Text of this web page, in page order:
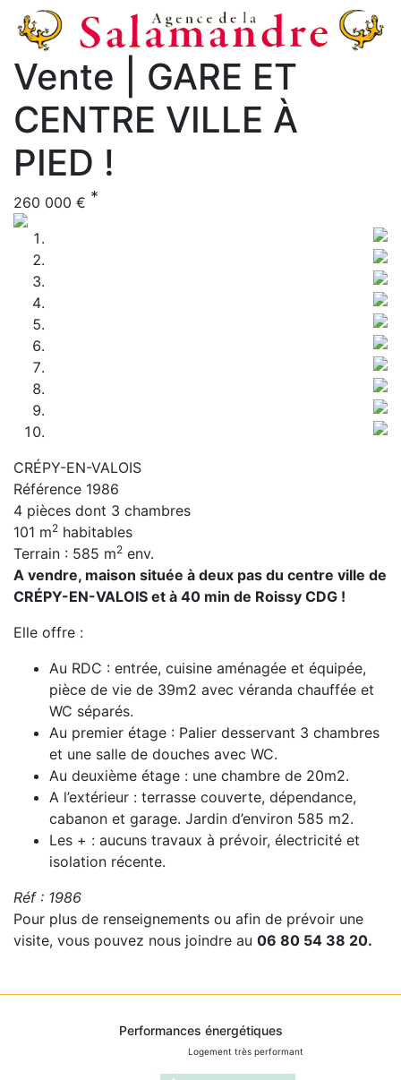
Vente | GARE ET
CENTRE VILLE À
PIED !
260 000 € *
Previous Next
CRÉPY-EN-VALOIS
Référence 1986
4 pièces dont 3 chambres
101 m2 habitables
Terrain : 585 m2 env.
A vendre, maison située à deux pas du centre ville de
CRÉPY-EN-VALOIS et à 40 min de Roissy CDG !
Elle offre :
Au RDC : entrée, cuisine aménagée et équipée,
pièce de vie de 39m2 avec véranda chauffée et
WC séparés.
Au premier étage : Palier desservant 3 chambres
et une salle de douches avec WC.
Au deuxième étage : une chambre de 20m2.
A l’extérieur : terrasse couverte, dépendance,
cabanon et garage. Jardin d’environ 585 m2.
Les + : aucuns travaux à prévoir, électricité et
isolation récente.
Réf : 1986
Pour plus de renseignements ou afin de prévoir une
visite, vous pouvez nous joindre au 06 80 54 38 20.
Performances énergétiques
Logement très performant